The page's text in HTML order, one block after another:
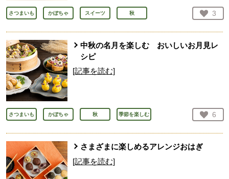
さつまいも かぼちゃ スイーツ 秋 お気
3
人
中秋の名月を楽しむ おいしいお月見レ
シピ
[記事を読む]
さつまいも かぼちゃ 秋 季節を楽しむ お気
6
人
さまざまに楽しめるアレンジおはぎ
[記事を読む]